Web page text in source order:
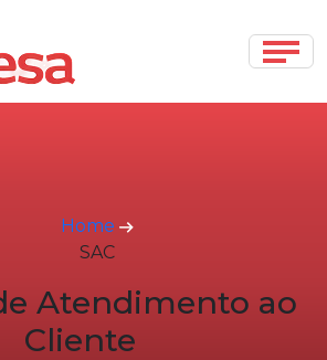
Home
SAC
Atendimento ao
Cliente